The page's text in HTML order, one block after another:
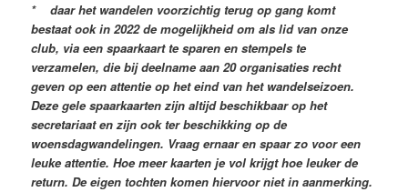
* daar het wandelen voorzichtig terug op gang komt
bestaat ook in 2022 de mogelijkheid om als lid van onze
club, via een spaarkaart te sparen en stempels te
verzamelen, die bij deelname aan 20 organisaties recht
geven op een attentie op het eind van het wandelseizoen.
Deze gele spaarkaarten zijn altijd beschikbaar op het
secretariaat en zijn ook ter beschikking op de
woensdagwandelingen. Vraag ernaar en spaar zo voor een
leuke attentie. Hoe meer kaarten je vol krijgt hoe leuker de
return. De eigen tochten komen hiervoor niet in aanmerking.